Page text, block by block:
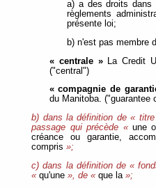
a) a des droits dans
règlements
présente loi;
b) n'est pas membre
« centrale »La Credit
("central")
« compagnie de
du Manitoba. ("guarantee
b) dans la définition de «
passage qui précède «une
créance ou garantie,
compris»;
c) dans la définition de «
« qu'une», de « que la»;